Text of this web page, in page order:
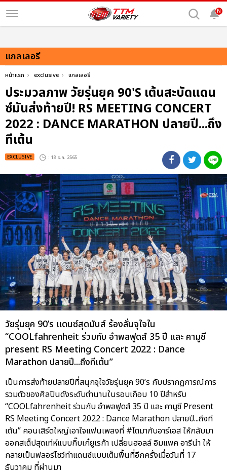
N
แกลเลอรี
หน้าแรก exclusive แกลเลอรี
ประมวลภาพ วัยรุ่นยุค 90'S เต้นสะบัดแดน
ซ์มันส่งท้ายปี! RS MEETING CONCERT
2022 : DANCE MARATHON ปลายปี...ถึง
ทีเต้น
EXCLUSIVE : 18 ธ.ค. 2565
วัยรุ่นยุค 90’s แดนซ์สุดมันส์ ร้องลั่นจุใจใน
“COOLfahrenheit ร่วมกับ อำพลฟูดส์ 35 ปี และ คามูซี
present RS Meeting Concert 2022 : Dance
Marathon ปลายปี...ถึงทีเต้น”
เป็นการส่งท้ายปลายปีที่สนุกจุใจวัยรุ่นยุค 90’s กับปรากฏการณ์การ
รวมตัวของศิลปินดังระดับตำนานในรอบเกือบ 10 ปีสำหรับ
“COOLfahrenheit ร่วมกับ อำพลฟูดส์ 35 ปี และ คามูซี Present
RS Meeting Concert 2022 : Dance Marathon ปลายปี...ถึงที
เต้น” คอนเสิร์ตใหญ่เอาใจแฟนเพลงที่ #โตมากับอาร์เอส ให้กลับมา
ออกสเต็ปสุดเท่ห์แบบกิ๊บเก๋ยูเรก้า เปลี่ยนฮอลล์ อิมแพค อารีน่า ให้
กลายเป็นฟลอร์โชว์ท่าแดนซ์แบบเต็มพื้นที่อีกครั้งเมื่อวันที่ 17
ธันวาคม ที่ผ่านมา